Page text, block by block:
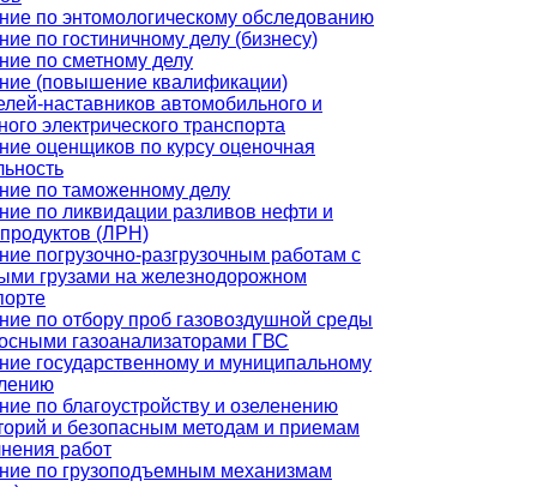
по энтомологическому обследованию
по гостиничному делу (бизнесу)
по сметному делу
(повышение квалификации)
наставников автомобильного и
электрического транспорта
оценщиков по курсу оценочная
по таможенному делу
по ликвидации разливов нефти и
(ЛРН)
погрузочно-разгрузочным работам с
грузами на железнодорожном
по отбору проб газовоздушной среды
газоанализаторами ГВС
государственному и муниципальному
по благоустройству и озеленению
и безопасным методам и приемам
работ
по грузоподъемным механизмам